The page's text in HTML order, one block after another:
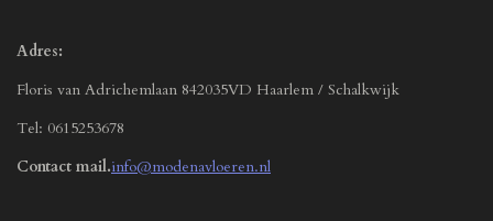
Adres:
Floris van Adrichemlaan 842035VD Haarlem / Schalkwijk
Tel: 0615253678
Contact mail.info@modenavloeren.nl